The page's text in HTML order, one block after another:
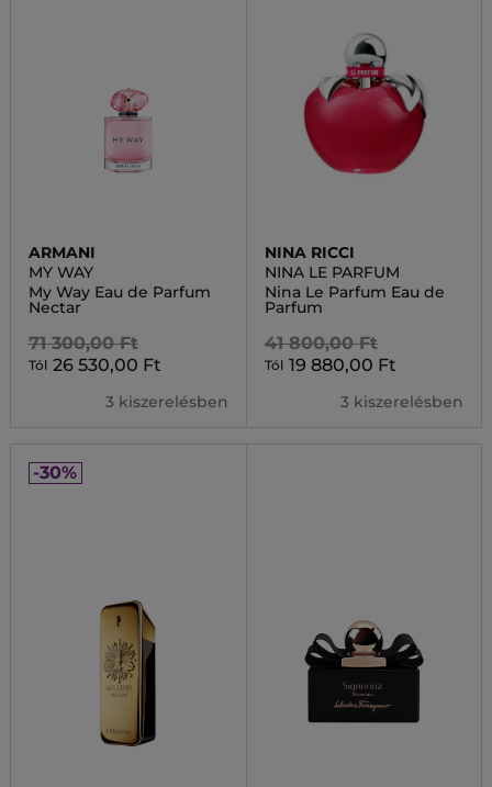
ARMANI
MY WAY
My Way Eau de Parfum
Nectar
71 300,00 Ft
Tól 26 530,00 Ft
3 kiszerelésben
NINA RICCI
NINA LE PARFUM
Nina Le Parfum Eau de
Parfum
41 800,00 Ft
Tól 19 880,00 Ft
3 kiszerelésben
-30%